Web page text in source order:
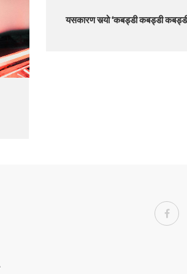
यसकारण सर्‍यो ‘कबड्डी कबड्डी